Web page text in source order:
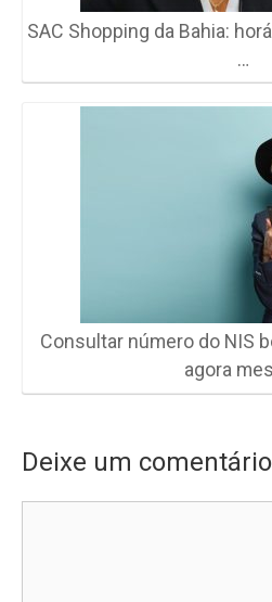
SAC Shopping da Bahia:
…
Consultar número do NIS
agora
Deixe um comentário